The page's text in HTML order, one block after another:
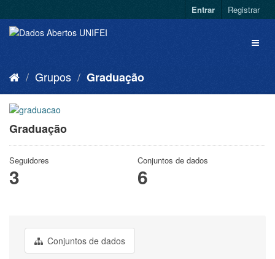
Entrar Registrar
Grupos Graduação
Graduação
Seguidores
3
Conjuntos de dados
6
Conjuntos de dados